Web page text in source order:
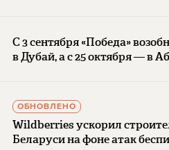
С 3 сентября «Победа»
в Дубай, а с 25 октября — в
ОБНОВЛЕНО
Wildberries ускорил
Беларуси на фоне атак